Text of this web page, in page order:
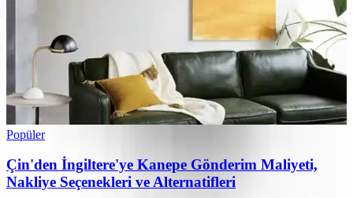
Popüler
Çin'den İngiltere'ye Kanepe Gönderim Maliyeti,
Nakliye Seçenekleri ve Alternatifleri